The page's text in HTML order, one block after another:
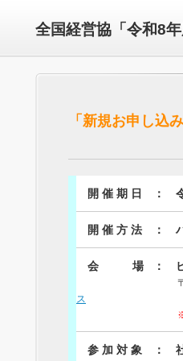
全国経営協「令和8